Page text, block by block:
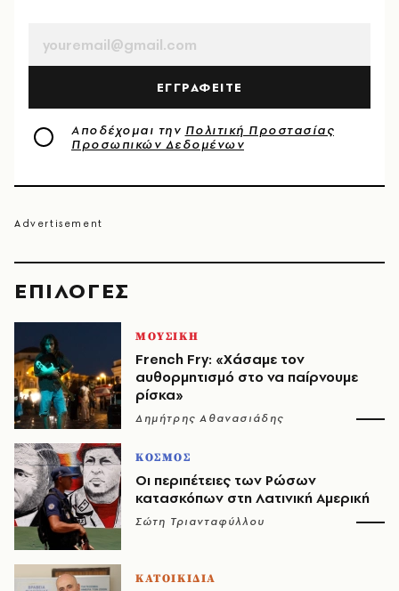
EΠΙΛΟΓΈΣ
ΜΟΥΣΙΚΗ
French Fry: «Χάσαμε τον
αυθορμητισμό στο να παίρνουμε
ρίσκα»
Δημήτρης Αθανασιάδης
ΚΟΣΜΟΣ
Οι περιπέτειες των Ρώσων
κατασκόπων στη Λατινική Αμερική
Σώτη Τριανταφύλλου
ΚΑΤΟΙΚΙΔΙΑ
ΕΓΓΡΑΦΕΙΤΕ
Αποδέχομαι την Πολιτική Προστασίας
Προσωπικών Δεδομένων